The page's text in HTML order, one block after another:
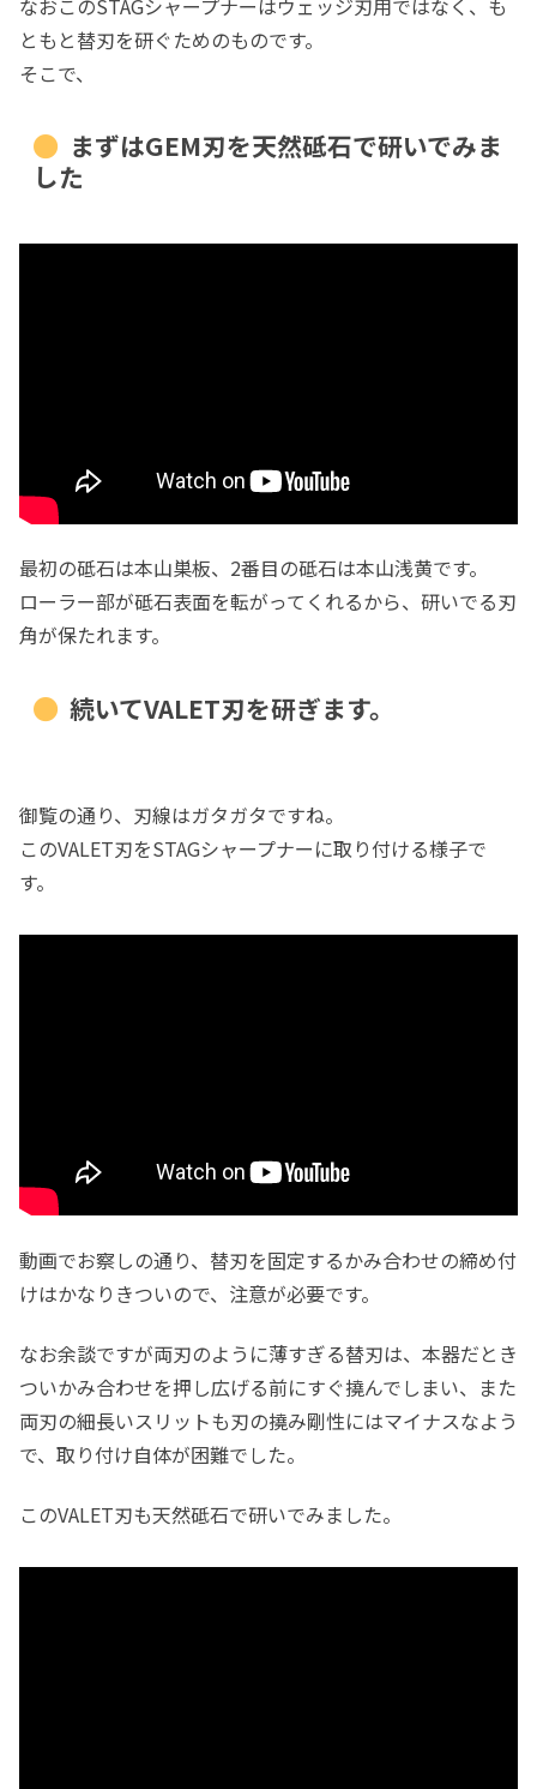
に
ともと替刃を研ぐためのものです。
そこで、
まずはGEM刃を天然砥石で研いでみま
した
最初の砥石は本山巣板、2番目の砥石は本山浅黄です。
ローラー部が砥石表面を転がってくれるから、研いでる刃
角が保たれます。
続いてVALET刃を研ぎます。
御覧の通り、刃線はガタガタですね。
このVALET刃をSTAGシャープナーに取り付ける様子で
す。
動画でお察しの通り、替刃を固定するかみ合わせの締め付
けはかなりきついので、注意が必要です。
なお余談ですが両刃のように薄すぎる替刃は、本器だとき
ついかみ合わせを押し広げる前にすぐ撓んでしまい、また
両刃の細長いスリットも刃の撓み剛性にはマイナスなよう
で、取り付け自体が困難でした。
このVALET刃も天然砥石で研いでみました。